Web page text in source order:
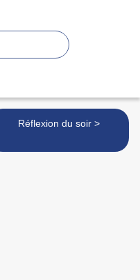
Réflexion du soir >